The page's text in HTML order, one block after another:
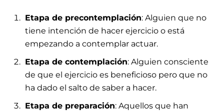
Etapa de precontemplación: Alguien que no
tiene intención de hacer ejercicio o está
empezando a contemplar actuar.
Etapa de contemplación: Alguien consciente
de que el ejercicio es beneficioso pero que no
ha dado el salto de saber a hacer.
Etapa de preparación: Aquellos que han